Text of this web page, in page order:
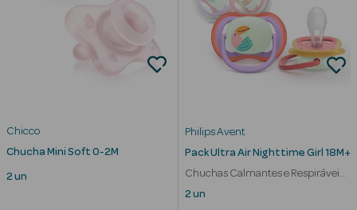
Estética
Chicco
Chucha Mini Soft 0-2M
2 un
Philips Avent
Pack Ultra Air Nighttime Girl 18M+
Chuchas Calmantes e Respiráveis
Menina
2 un